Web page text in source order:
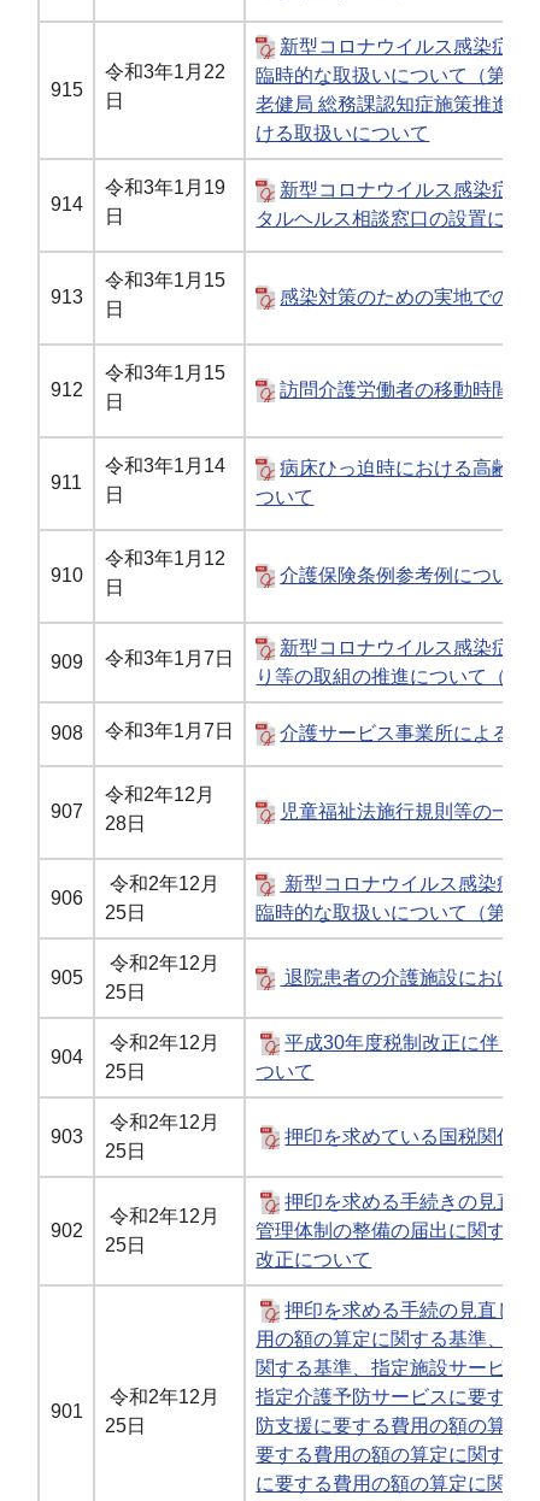
915
令和3年1月22
日
新型コロナウイルス感染症
臨時的な取扱いについて（第12
老健局 総務課認知症施策推進
ける取扱いについて
914
令和3年1月19
日
新型コロナウイルス感染症
タルヘルス相談窓口の設置につ
913
令和3年1月15
日
感染対策のための実地での研
912
令和3年1月15
日
訪問介護労働者の移動時間
911
令和3年1月14
日
病床ひっ迫時における高齢
ついて
910
令和3年1月12
日
介護保険条例参考例について
909 令和3年1月7日
新型コロナウイルス感染症
り等の取組の推進について（再
908 令和3年1月7日 介護サービス事業所による
907
令和2年12月
28日
児童福祉法施行規則等の一
906
令和2年12月
25日
新型コロナウイルス感染症
臨時的な取扱いについて（第 17
905
令和2年12月
25日
退院患者の介護施設におけ
904
令和2年12月
25日
平成30年度税制改正に伴う
ついて
903
令和2年12月
25日
押印を求めている国税関係
902
令和2年12月
25日
押印を求める手続きの見直
管理体制の整備の届出に関する
改正について
901
令和2年12月
25日
押印を求める手続の見直し
用の額の算定に関する基準、指
関する基準、指定施設サービス
指定介護予防サービスに要する
防支援に要する費用の額の算定
要する費用の額の算定に関する
に要する費用の額の算定に関す